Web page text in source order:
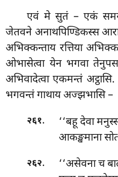
एवं मे सुतं – एकं समयं
जेतवने अनाथपिण्डिकस्स
अभिक्कन्ताय रत्तिया
ओभासेत्वा येन भगवा
अभिवादेत्वा एकमन्तं
भगवन्तं गाथाय अज्झभासि –
२६१.
‘‘बहू देवा
आकङ्खमाना
२६२. ‘‘असेवनाच